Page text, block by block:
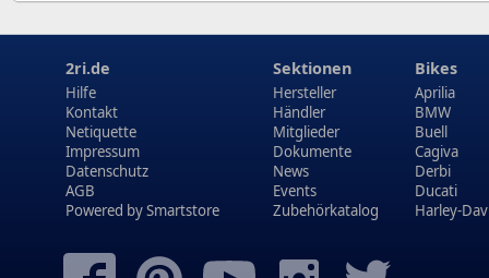
2ri.de
Hilfe
Kontakt
Netiquette
Impressum
Datenschutz
AGB
Powered bySmartstore
Sektionen
Hersteller
Händler
Mitglieder
Dokumente
News
Events
Zubehörkatalog
Bikes
Aprilia
BMW
Buell
Cagiva
Derbi
Ducati
Harley-